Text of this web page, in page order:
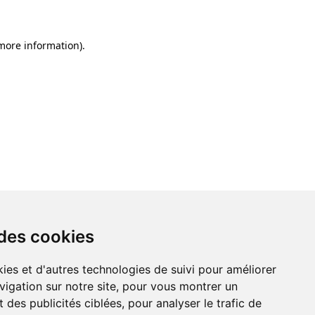
cookies
et d'autres technologies de suivi pour améliorer
sur notre site, pour vous montrer un
des publicités ciblées, pour analyser le trafic de
information).